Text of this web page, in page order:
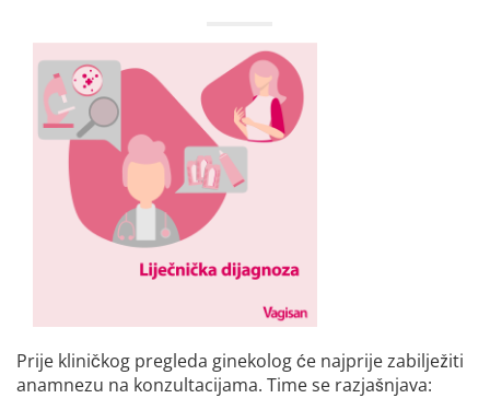
Prije kliničkog pregleda ginekolog će najprije zabilježiti
anamnezu na konzultacijama. Time se razjašnjava: